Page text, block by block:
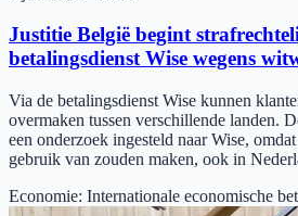
Justitie België begint
betalingsdienst Wise wegens
Via de betalingsdienst Wise kunnen
overmaken tussen verschillende landen.
een onderzoek ingesteld naar Wise,
gebruik van zouden maken, ook in
Economie: Internationale economische